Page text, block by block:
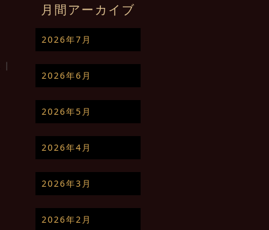
｜
月間アーカイブ
2026年7月
2026年6月
2026年5月
2026年4月
2026年3月
2026年2月